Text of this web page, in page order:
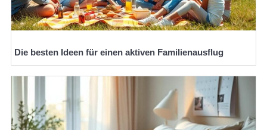
Die besten Ideen für einen aktiven Familienausflug